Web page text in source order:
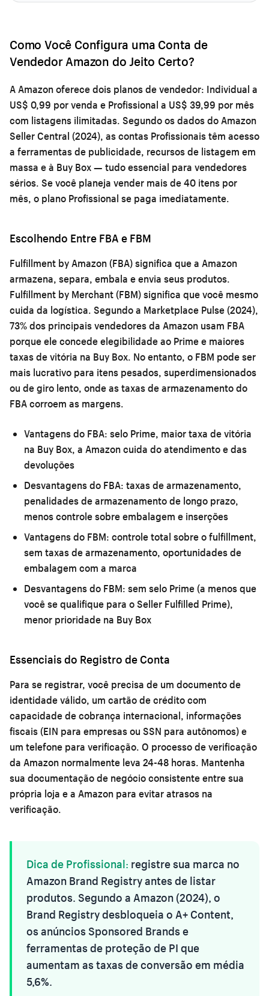
Como Você Configura uma Conta de
Vendedor Amazon do Jeito Certo?
A Amazon oferece dois planos de vendedor: Individual a
US$ 0,99 por venda e Profissional a US$ 39,99 por mês
com listagens ilimitadas. Segundo os dados do Amazon
Seller Central (2024), as contas Profissionais têm acesso
a ferramentas de publicidade, recursos de listagem em
massa e à Buy Box — tudo essencial para vendedores
sérios. Se você planeja vender mais de 40 itens por
mês, o plano Profissional se paga imediatamente.
Escolhendo Entre FBA e FBM
Fulfillment by Amazon (FBA) significa que a Amazon
armazena, separa, embala e envia seus produtos.
Fulfillment by Merchant (FBM) significa que você mesmo
cuida da logística. Segundo a Marketplace Pulse (2024),
73% dos principais vendedores da Amazon usam FBA
porque ele concede elegibilidade ao Prime e maiores
taxas de vitória na Buy Box. No entanto, o FBM pode ser
mais lucrativo para itens pesados, superdimensionados
ou de giro lento, onde as taxas de armazenamento do
FBA corroem as margens.
Vantagens do FBA: selo Prime, maior taxa de vitória
na Buy Box, a Amazon cuida do atendimento e das
devoluções
Desvantagens do FBA: taxas de armazenamento,
penalidades de armazenamento de longo prazo,
menos controle sobre embalagem e inserções
Vantagens do FBM: controle total sobre o fulfillment,
sem taxas de armazenamento, oportunidades de
embalagem com a marca
Desvantagens do FBM: sem selo Prime (a menos que
você se qualifique para o Seller Fulfilled Prime),
menor prioridade na Buy Box
Essenciais do Registro de Conta
Para se registrar, você precisa de um documento de
identidade válido, um cartão de crédito com
capacidade de cobrança internacional, informações
fiscais (EIN para empresas ou SSN para autônomos) e
um telefone para verificação. O processo de verificação
da Amazon normalmente leva 24-48 horas. Mantenha
sua documentação de negócio consistente entre sua
própria loja e a Amazon para evitar atrasos na
verificação.
Dica de Profissional: registre sua marca no
Amazon Brand Registry antes de listar
produtos. Segundo a Amazon (2024), o
Brand Registry desbloqueia o A+ Content,
os anúncios Sponsored Brands e
ferramentas de proteção de PI que
aumentam as taxas de conversão em média
5,6%.